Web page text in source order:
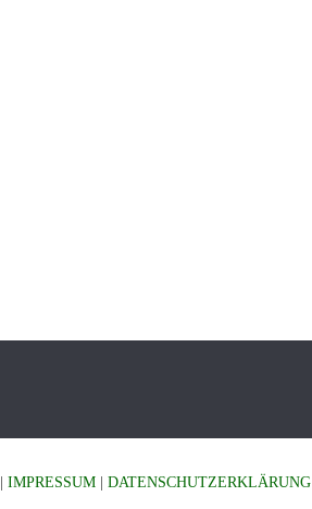
IMPRESSUM| DATENSCHUTZERKLÄRUNG